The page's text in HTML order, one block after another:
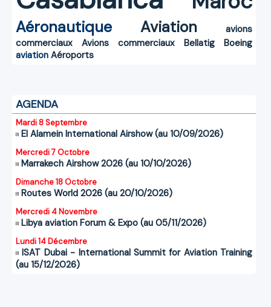
Aéronautique Aviation
avions
commerciaux
Avions commerciaux Bellatig
Boeing
aviation Aéroports
AGENDA
Mardi 8 Septembre
El Alamein International Airshow (au 10/09/2026)
Mercredi 7 Octobre
Marrakech Airshow 2026 (au 10/10/2026)
Dimanche 18 Octobre
Routes World 2026 (au 20/10/2026)
Mercredi 4 Novembre
Libya aviation Forum & Expo (au 05/11/2026)
Lundi 14 Décembre
ISAT Dubai - International Summit for Aviation Training
(au 15/12/2026)